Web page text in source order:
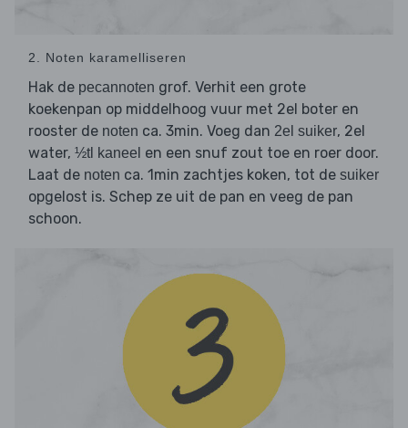
2. Noten karamelliseren
Hak de pecannoten grof. Verhit een grote
koekenpan op middelhoog vuur met 2el boter en
rooster de noten ca. 3min. Voeg dan 2el suiker, 2el
water, ½tl kaneel en een snuf zout toe en roer door.
Laat de noten ca. 1min zachtjes koken, tot de suiker
opgelost is. Schep ze uit de pan en veeg de pan
schoon.